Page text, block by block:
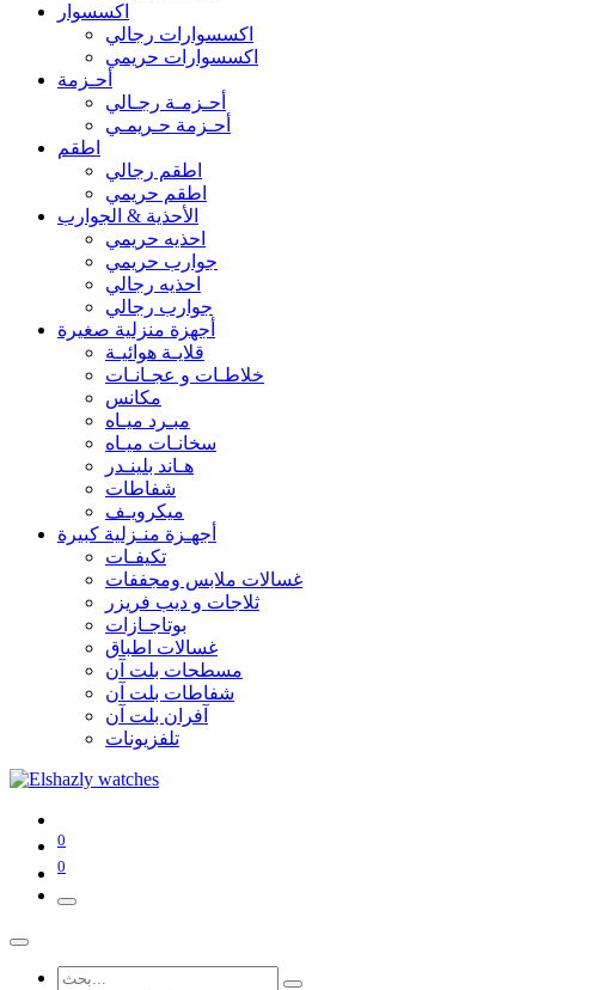
اكسسوار
اكسسوارات رجالي
اكسسوارات حريمي
أحـزمة
أحـزمـة رجـالي
أحـزمة حـريمـي
اطقم
اطقم رجالي
اطقم حريمي
الأحذية & الجوارب
احذيه حريمي
جوارب حريمي
احذيه رجالي
جوارب رجالي
أجهزة منزلية صغيرة
قلايـة هوائيـة
خلاطـات و عجـانـات
مكانس
مبـرد ميـاه
سخانـات ميـاه
هـاند بلينـدر
شفاطات
ميكرويـف
أجهـزة منـزلية كبيرة
تكيفـات
غسالات ملابس ومجففات
ثلاجات و ديب فريزر
بوتاجـازات
غسالات اطباق
مسطحات بلت آن
شفاطات بلت آن
آفران بلت آن
تلفزيونات
0
0